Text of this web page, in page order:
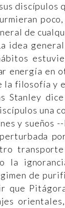
discípulos
de
idea general
energía en
la filosofía y
Stanley
una
y sueños
transporte
la
de
que